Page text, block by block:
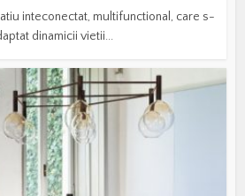
inteconectat, multifunctional, care s-
dinamicii vietii...